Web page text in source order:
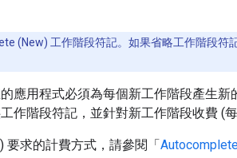
(New) 工作階段符記。如果省略工作階段符
應用程式必須為每個新工作階段產生新
作階段符記，並針對新工作階段收費 (
要求的計費方式，請參閱「